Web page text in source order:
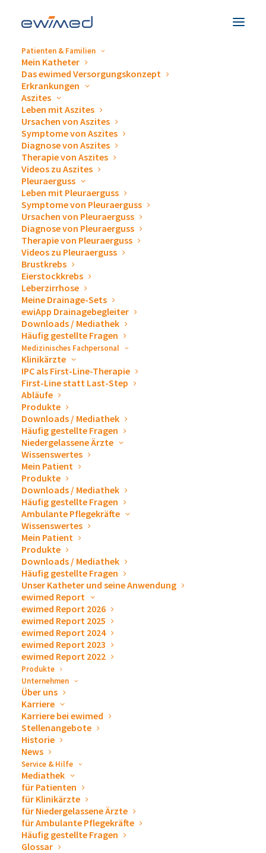
Patienten & Familien
Mein Katheter
Das ewimed Versorgungskonzept
Erkrankungen
Aszites
Leben mit Aszites
Ursachen von Aszites
Symptome von Aszites
Diagnose von Aszites
Therapie von Aszites
Videos zu Aszites
Pleuraerguss
Leben mit Pleuraerguss
Symptome von Pleuraerguss
Ursachen von Pleuraerguss
Diagnose von Pleuraerguss
Therapie von Pleuraerguss
Videos zu Pleuraerguss
Brustkrebs
Eierstockkrebs
Leberzirrhose
Meine Drainage-Sets
ewiApp Drainagebegleiter
Downloads / Mediathek
Häufig gestellte Fragen
Medizinisches Fachpersonal
Klinikärzte
IPC als First-Line-Therapie
First-Line statt Last-Step
Abläufe
Produkte
Downloads / Mediathek
Häufig gestellte Fragen
Niedergelassene Ärzte
Wissenswertes
Mein Patient
Produkte
Downloads / Mediathek
Häufig gestellte Fragen
Ambulante Pflegekräfte
Wissenswertes
Mein Patient
Produkte
Downloads / Mediathek
Häufig gestellte Fragen
Unser Katheter und seine Anwendung
ewimed Report
ewimed Report 2026
ewimed Report 2025
ewimed Report 2024
ewimed Report 2023
ewimed Report 2022
Produkte
Unternehmen
Über uns
Karriere
Karriere bei ewimed
Stellenangebote
Historie
News
Service & Hilfe
Mediathek
für Patienten
für Klinikärzte
für Niedergelassene Ärzte
für Ambulante Pflegekräfte
Häufig gestellte Fragen
Glossar
Lebensqualität
steht bei uns im Mittelpunkt!
Unser Ziel ist es, mehr
Lebensqualität für Patienten mit
Pleuraerguss oder Aszites zu
schaffen.
Herzlich willkommen bei
ewimed - der Spezialist für
Produkte zur Drainage von
Pleuraergüssen und Aszites.
Wir sind einMedizintechnikhersteller
Valley Hechingen
Medizintechnik-Branche, wenn es um das Thema
Drainage von Pleuraergüssen und Aszites
Bereits seit über 30 Jahren steht ewimed im Bereich
der Medizintechnik für Qualität und Sicherheit, mit
einem starken Fokus auf die optimale Versorgung und
Steigerung der Lebensqualität für Patienten. Mit
Produkten zur Drainage und Punktion
zumAblassen von Pleuraergüssen und Aszites
unser Portfolio die Bedürfnisse von Patienten, Ärzten
und Kliniken ab.